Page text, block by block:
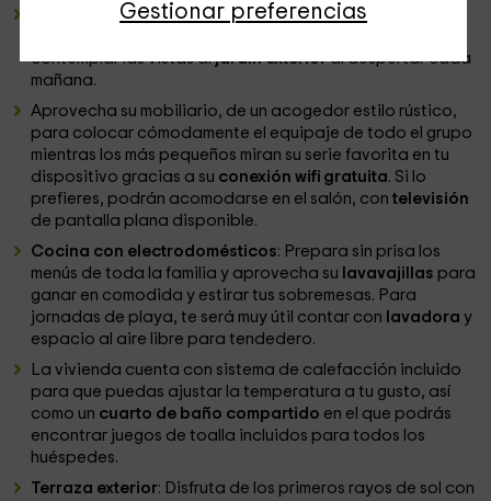
Gestionar preferencias
Dos habitaciones independientes: Cada apartamento
contemplar las vistas aljardín exterioral despertar cada
mañana.
Aprovecha su mobiliario, de un acogedor estilo rústico,
para colocar cómodamente el equipaje de todo el grupo
mientras los más pequeños miran su serie favorita en tu
dispositivo gracias a su conexión wifi gratuita. Si lo
prefieres, podrán acomodarse en el salón, con televisión
de pantalla plana disponible.
Cocina con electrodomésticos: Prepara sin prisa los
menús de toda la familia y aprovecha su lavavajillas para
ganar en comodida y estirar tus sobremesas. Para
jornadas de playa, te será muy útil contar con lavadoray
espacio al aire libre para tendedero.
La vivienda cuenta con sistema de calefacción incluido
para que puedas ajustar la temperatura a tu gusto, así
como un cuarto de baño compartido en el que podrás
encontrar juegos de toalla incluidos para todos los
huéspedes.
Terraza exterior: Disfruta de los primeros rayos de sol con